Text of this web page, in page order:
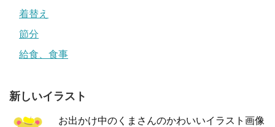
着替え
節分
給食、食事
新しいイラスト
お出かけ中のくまさんのかわいいイラスト画像